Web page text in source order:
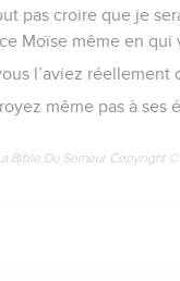
pas croire que je
Moïse même en qui
l’aviez réellement
même pas à ses
Bible Du Semeur Copyright